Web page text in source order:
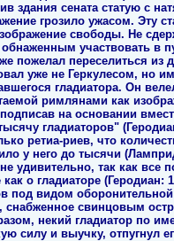
здания сената статую с
грозило ужасом. Эту
свободы. Не
обнаженным участвовать в
пожелал переселиться из
уже не Геркулесом, но
гладиатора. Он
римлянами как
на основании
гладиаторов"
ретиа-риев, что
у него до тысячи
удивительно, так как все
о гладиаторе (Геродиан:
под видом
снабженное свинцовым
некий гладиатор по
силу и выучку, отпугнул